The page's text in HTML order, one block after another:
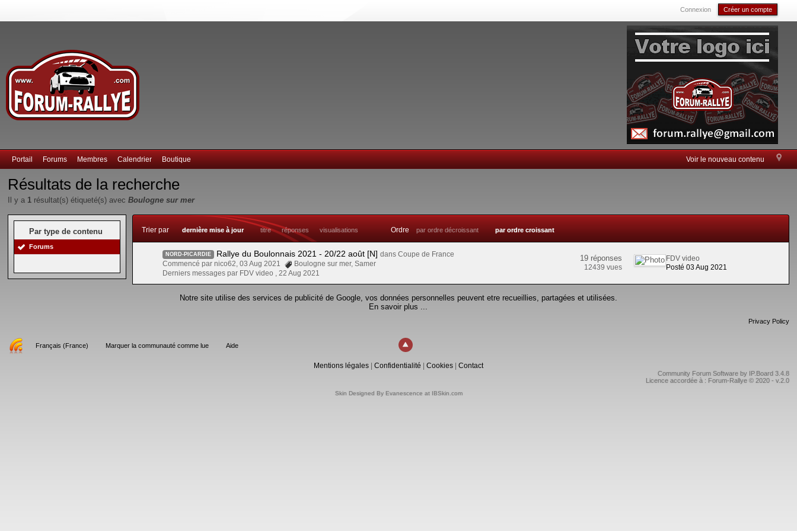
Connexion Créer un compte
Voir le nouveau contenu
Portail Forums Membres Calendrier Boutique
Résultats de la recherche
Il y a 1 résultat(s) étiqueté(s) avecBoulogne sur mer
Par type de contenu
Forums
Trier par dernière mise à jour titre réponses visualisations Ordre par ordre décroissant par ordre croissant
NORD-PICARDIE Rallye du Boulonnais 2021 - 20/22 août [N] dans Coupe de France
Commencé par nico62, 03 Aug 2021
Boulogne sur mer,Samer
Derniers messages par FDV video ,22 Aug 2021
19 réponses
12439 vues
FDV video
Posté 03 Aug 2021
Notre site utilise des services de publicité de Google, vos données personnelles peuvent etre recueillies, partagées et utilisées.
En savoir plus ...
Privacy Policy
Français (France) Marquer la communauté comme lue Aide
Mentions légales| Confidentialité Cookies| Contact
Community Forum Software by IP.Board 3.4.8
Licence accordée à : Forum-Rallye © 2020 - v.2.0
Skin Designed By Evanescence at IBSkin.com